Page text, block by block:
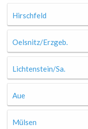
Hirschfeld
Oelsnitz/Erzgeb.
Lichtenstein/Sa.
Aue
Mülsen